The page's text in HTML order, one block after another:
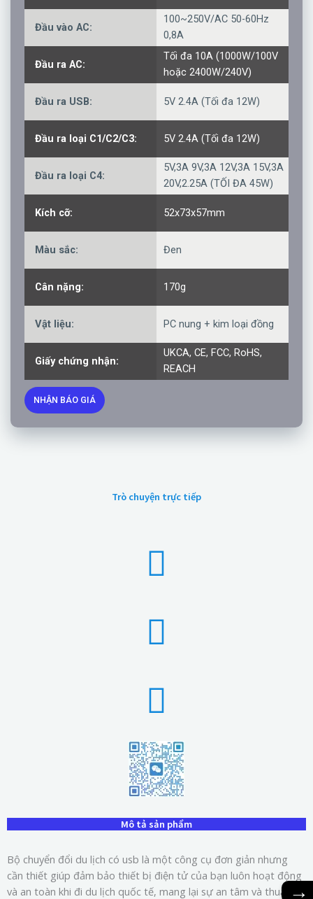
Đầu vào AC:
100~250V/AC 50-60Hz
0,8A
Đầu ra AC:
Tối đa 10A (1000W/100V
hoặc 2400W/240V)
Đầu ra USB: 5V 2.4A (Tối đa 12W)
Đầu ra loại C1/C2/C3: 5V 2.4A (Tối đa 12W)
Đầu ra loại C4:
5V,3A 9V,3A 12V,3A 15V,3A
20V,2.25A (TỐI ĐA 45W)
Kích cỡ: 52x73x57mm
Màu sắc: Đen
Cân nặng: 170g
Vật liệu: PC nung + kim loại đồng
Giấy chứng nhận:
UKCA, CE, FCC, RoHS,
REACH
NHẬN BÁO GIÁ
Trò chuyện trực tiếp
Mô tả sản phẩm
Bộ chuyển đổi du lịch có usb là một công cụ đơn giản nhưng
cần thiết giúp đảm bảo thiết bị điện tử của bạn luôn hoạt động
và an toàn khi đi du lịch quốc tế, mang lại sự an tâm và thuận →